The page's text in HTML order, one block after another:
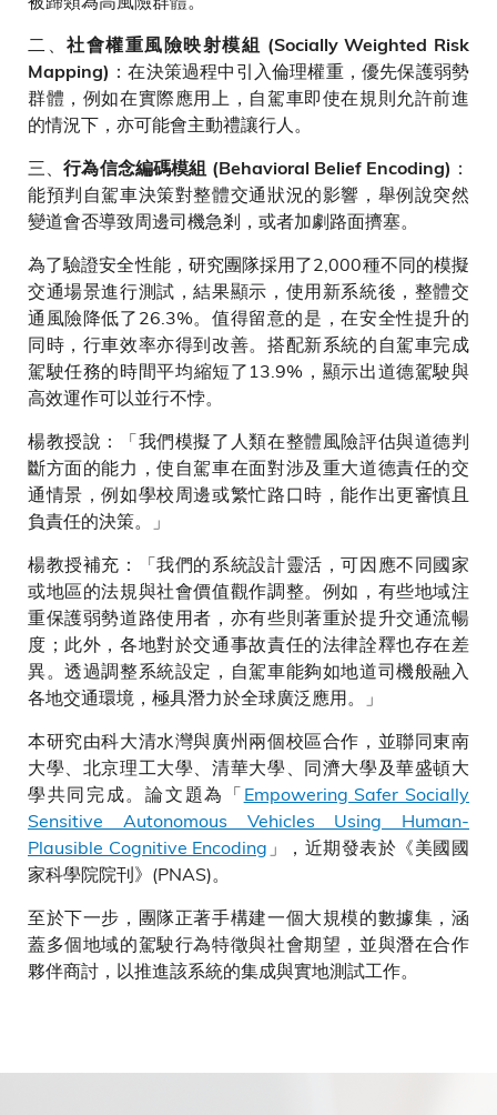
二、社會權重風險映射模組 (Socially Weighted Risk
Mapping) ：在決策過程中引入倫理權重，優先保護弱勢
群體，例如在實際應用上，自駕車即使在規則允許前進
的情況下，亦可能會主動禮讓行人。
三、行為信念編碼模組 (Behavioral Belief Encoding) ：
能預判自駕車決策對整體交通狀況的影響，舉例說突然
變道會否導致周邊司機急剎，或者加劇路面擠塞。
為了驗證安全性能，研究團隊採用了2,000種不同的模擬
交通場景進行測試，結果顯示，使用新系統後，整體交
通風險降低了26.3%。值得留意的是，在安全性提升的
同時，行車效率亦得到改善。搭配新系統的自駕車完成
駕駛任務的時間平均縮短了13.9%，顯示出道德駕駛與
高效運作可以並行不悖。
楊教授說：「我們模擬了人類在整體風險評估與道德判
斷方面的能力，使自駕車在面對涉及重大道德責任的交
通情景，例如學校周邊或繁忙路口時，能作出更審慎且
負責任的決策。」
楊教授補充：「我們的系統設計靈活，可因應不同國家
或地區的法規與社會價值觀作調整。例如，有些地域注
重保護弱勢道路使用者，亦有些則著重於提升交通流暢
度；此外，各地對於交通事故責任的法律詮釋也存在差
異。透過調整系統設定，自駕車能夠如地道司機般融入
各地交通環境，極具潛力於全球廣泛應用。」
本研究由科大清水灣與廣州兩個校區合作，並聯同東南
大學、北京理工大學、清華大學、同濟大學及華盛頓大
學共同完成。論文題為「Empowering Safer Socially
Sensitive Autonomous Vehicles Using Human-
Plausible Cognitive Encoding 」，近期發表於《美國國
家科學院院刊》(PNAS)。
至於下一步，團隊正著手構建一個大規模的數據集，涵
蓋多個地域的駕駛行為特徵與社會期望，並與潛在合作
夥伴商討，以推進該系統的集成與實地測試工作。